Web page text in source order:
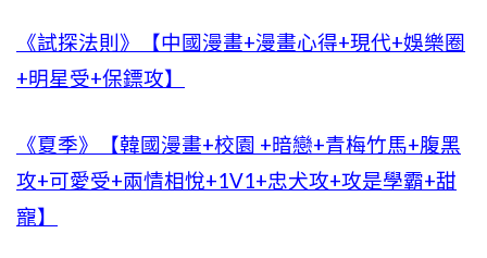
《試探法則》【中國漫畫+漫畫心得+現代+娛樂圈
+明星受+保鏢攻】
《夏季》【韓國漫畫+校園 +暗戀+青梅竹馬+腹黑
攻+可愛受+兩情相悅+1V1+忠犬攻+攻是學霸+甜
寵】